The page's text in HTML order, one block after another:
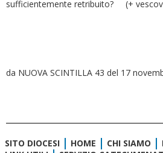
sufficientemente retribuito? (+
da NUOVA SCINTILLA 43 del 17
SITO DIOCESI HOME CHI SIAMO